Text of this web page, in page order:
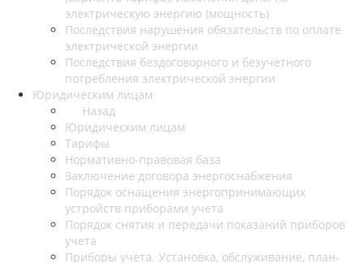
электрическую энергию (мощность)
Последствия нарушения обязательств по оплате
электрической энергии
Последствия бездоговорного и безучетного
потребления электрической энергии
Юридическим лицам
Назад
Юридическим лицам
Тарифы
Нормативно-правовая база
Заключение договора энергоснабжения
Порядок оснащения энергопринимающих
устройств приборами учета
Порядок снятия и передачи показаний приборов
учета
Приборы учета. Установка, обслуживание, план-